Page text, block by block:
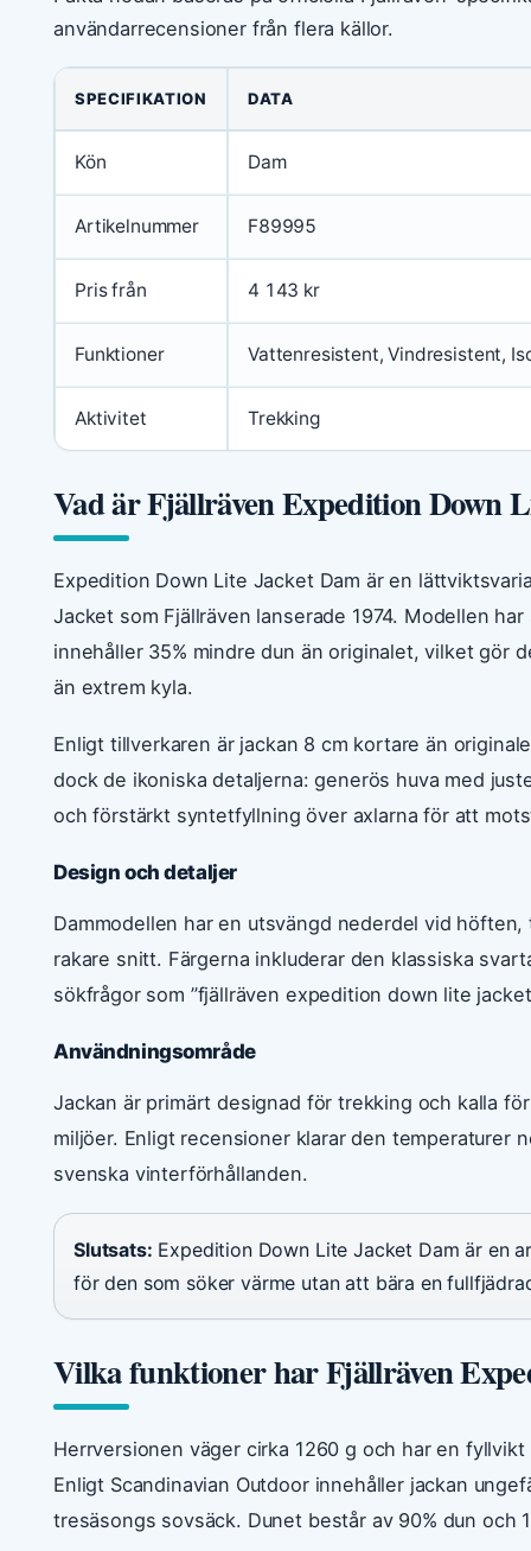
användarrecensioner från flera källor.
SPECIFIKATION DATA
Kön Dam
Artikelnummer F89995
Pris från 4 143 kr
Funktioner Vattenresistent, Vindresistent,
Aktivitet Trekking
Vad är Fjällräven Expedition Down
Expedition Down Lite Jacket Dam är en
Jacket som Fjällräven lanserade 1974. Modellen
innehåller 35% mindre dun än originalet, vilket gör
än extrem kyla.
Enligt tillverkaren är jackan 8 cm kortare än
dock de ikoniska detaljerna: generös huva med
och förstärkt syntetfyllning över axlarna för att
Design och detaljer
Dammodellen har en utsvängd nederdel vid
rakare snitt. Färgerna inkluderar den klassiska
sökfrågor som ”fjällräven expedition down lite
Användningsområde
Jackan är primärt designad för trekking och kalla
miljöer. Enligt recensioner klarar den temperaturer
svenska vinterförhållanden.
Slutsats: Expedition Down Lite Jacket Dam är en
för den som söker värme utan att bära en
Vilka funktioner har Fjällräven
Herrversionen väger cirka 1260 g och har en
Enligt Scandinavian Outdoor innehåller jackan
tresäsongs sovsäck. Dunet består av 90% dun och